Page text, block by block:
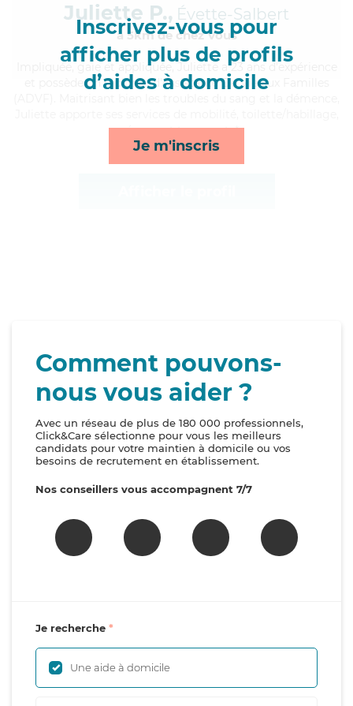
Inscrivez-vous pour
afficher plus de profils
d’aides à domicile
Je m'inscris
Juliette P., Évette-Salbert
à 5km de chez Vous
, gaie et appliquée, Juliette a 23 ans d'expérience
et possède un diplôme d'Assistante De Vie aux Familles
ménage et transports*
Comment pouvons-
nous vous aider ?
Avec un réseau de plus de 180 000 professionnels,
Click&Care sélectionne pour vous les meilleurs
candidats pour votre maintien à domicile ou vos
besoins de recrutement en établissement.
Nos conseillers vous accompagnent 7/7
Je recherche
Une aide à domicile